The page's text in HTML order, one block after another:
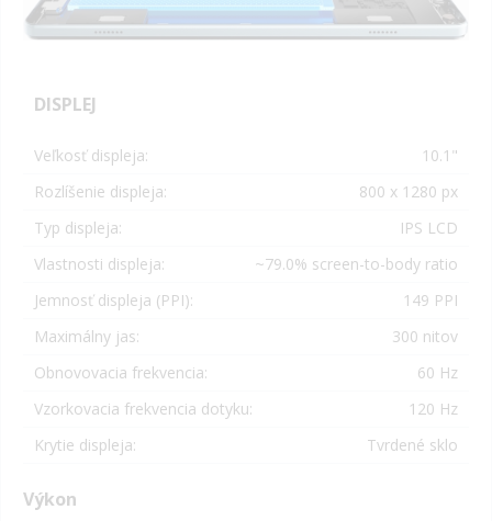
DISPLEJ
Veľkosť displeja:
10.1"
Rozlíšenie displeja:
800 x 1280 px
Typ displeja:
IPS LCD
Vlastnosti displeja:
~79.0% screen-to-body ratio
Jemnosť displeja (PPI):
149 PPI
Maximálny jas:
300 nitov
Obnovovacia frekvencia:
60 Hz
Vzorkovacia frekvencia dotyku:
120 Hz
Krytie displeja:
Tvrdené sklo
Výkon